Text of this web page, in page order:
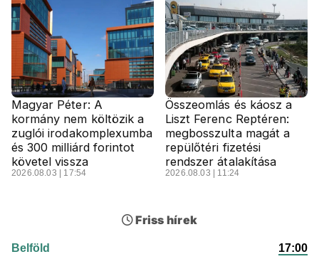
Magyar Péter: A
kormány nem költözik a
zuglói irodakomplexumba
és 300 milliárd forintot
követel vissza
2026.08.03 | 17:54
Összeomlás és káosz a
Liszt Ferenc Reptéren:
megbosszulta magát a
repülőtéri fizetési
rendszer átalakítása
2026.08.03 | 11:24
Friss hírek
Belföld 17:00